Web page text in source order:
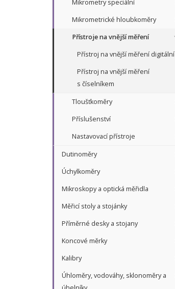
Mikrometry speciální
Mikrometrické hloubkoměry
Přístroje na vnější měření
Přístroj na vnější měření digitální
Přístroj na vnější měření
s číselníkem
Tloušťkoměry
Příslušenství
Nastavovací přístroje
Dutinoměry
Úchylkoměry
Mikroskopy a optická měřidla
Měřicí stoly a stojánky
Příměrné desky a stojany
Koncové měrky
Kalibry
Úhloměry, vodováhy, sklonoměry a